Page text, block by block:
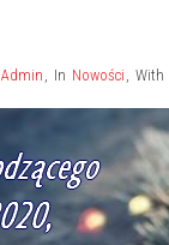
Admin , In Nowości , With